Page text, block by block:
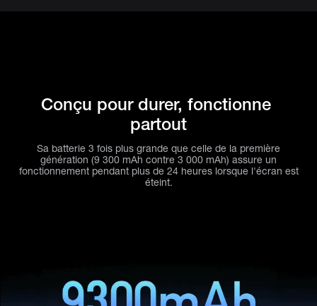
Conçu pour durer, fonctionne
partout
Sa batterie 3 fois plus grande que celle de la première
génération (9 300 mAh contre 3 000 mAh) assure un
fonctionnement pendant plus de 24 heures lorsque l'écran est
éteint.